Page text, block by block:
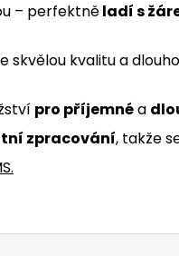
– perfektněladí s
skvělou kvalitu a
pro příjemnéa
zpracování, takže
.